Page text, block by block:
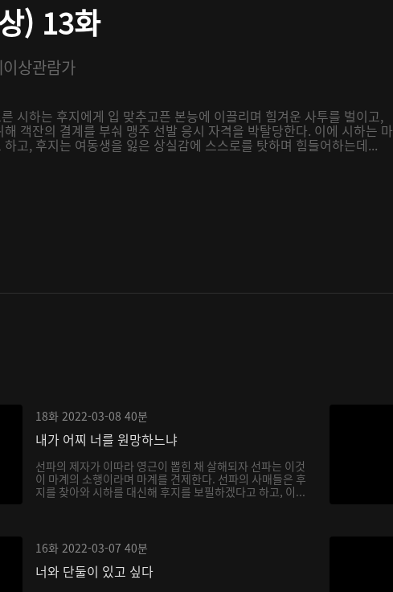
) 13화
상관람가
시하는 후지에게 입 맞추고픈 본능에 이끌리며 힘겨운 사투를 벌이고,
객잔의 결계를 부숴 맹주 선발 응시 자격을 박탈당한다. 이에 시하는 마
고, 후지는 여동생을 잃은 상실감에 스스로를 탓하며 힘들어하는데...
18화 2022-03-08 40분
내가 어찌 너를 원망하느냐
선파의 제자가 이따라 영근이 뽑힌 채 살해되자 선파는 이것
이 마계의 소행이라며 마계를 견제한다. 선파의 사매들은 후
지를 찾아와 시하를 대신해 후지를 보필하겠다고 하고, 이...
16화 2022-03-07 40분
너와 단둘이 있고 싶다